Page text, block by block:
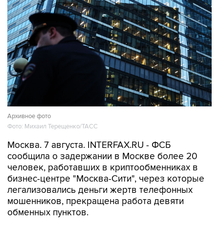
Архивное фото
Фото: Михаил Терещенко/ТАСС
Москва. 7 августа. INTERFAX.RU - ФСБ
сообщила о задержании в Москве более 20
человек, работавших в криптообменниках в
бизнес-центре "Москва-Сити", через которые
легализовались деньги жертв телефонных
мошенников, прекращена работа девяти
обменных пунктов.